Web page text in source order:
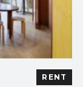
RENT